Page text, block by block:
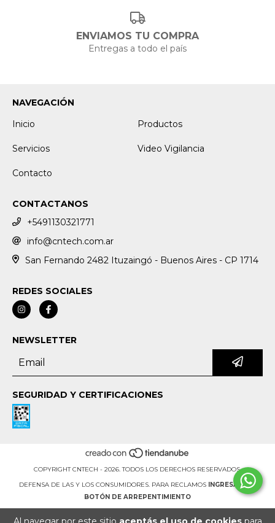
ENVIAMOS TU COMPRA
Entregas a todo el país
NAVEGACIÓN
Inicio
Productos
Servicios Video Vigilancia
Contacto
CONTACTANOS
+5491130321771
info@cntech.com.ar
San Fernando 2482 Ituzaingó - Buenos Aires - CP 1714
REDES SOCIALES
NEWSLETTER
SEGURIDAD Y CERTIFICACIONES
COPYRIGHT CNTECH - 2026. TODOS LOS DERECHOS RESERVADOS.
DEFENSA DE LAS Y LOS CONSUMIDORES. PARA RECLAMOS INGRESÁ ACÁ.
BOTÓN DE ARREPENTIMIENTO